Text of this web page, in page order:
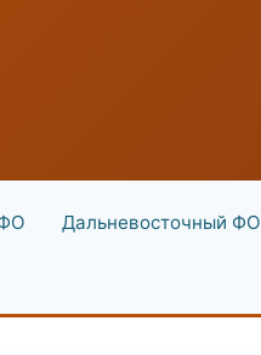
Дальневосточный ФО